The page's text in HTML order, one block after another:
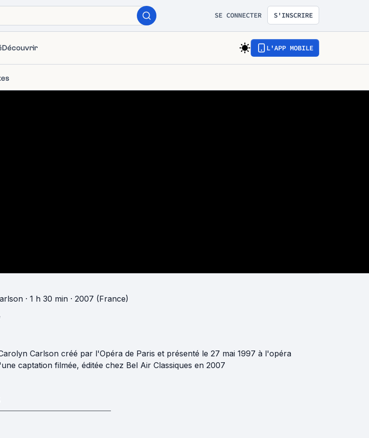
SE CONNECTER S'INSCRIRE
Découvrir L'APP MOBILE
· 1 h 30 min · 2007 (France)
Carlson créé par l'Opéra de Paris et présenté le 27 mai 1997 à l'opéra
captation filmée, éditée chez Bel Air Classiques en 2007